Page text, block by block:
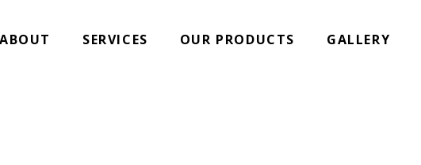
SERVICES OUR PRODUCTS GALLERY